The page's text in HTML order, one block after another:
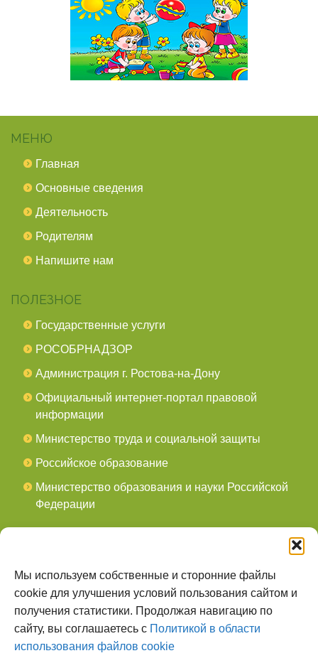
Мы используем собственные и сторонние файлы
cookie для улучшения условий пользования сайтом и
получения статистики. Продолжая навигацию по
сайту, вы соглашаетесь с Политикой в области
использования файлов cookie
МЕНЮ
Главная
Основные сведения
Деятельность
Родителям
Напишите нам
ПОЛЕЗНОЕ
Государственные услуги
РОСОБРНАДЗОР
Администрация г. Ростова-на-Дону
Официальный интернет-портал правовой
информации
Министерство труда и социальной защиты
Российское образование
Министерство образования и науки Российской
Федерации
мы в Контакте
О НАС